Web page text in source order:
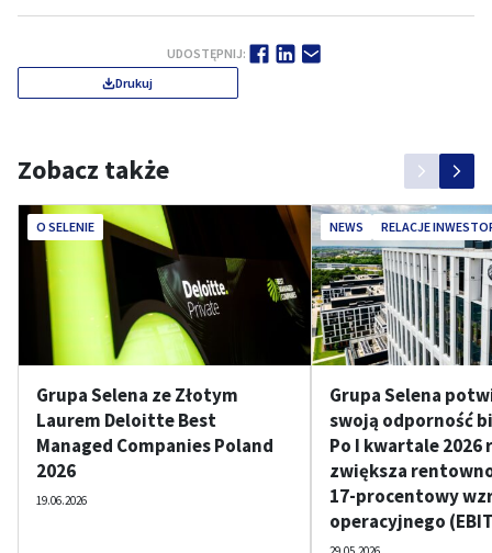
UDOSTĘPNIJ:
Drukuj
Zobacz także
O SELENIE
Grupa Selena ze Złotym
Laurem Deloitte Best
Managed Companies Poland
2026
19.06.2026
NEWS RELACJE
Grupa Selena
swoją odporność
Po I kwartale
zwiększa
17-procentowy
operacyjnego